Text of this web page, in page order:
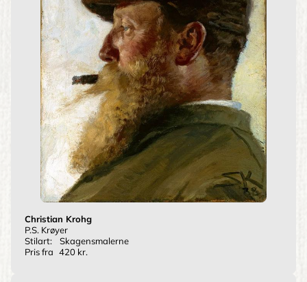
Christian Krohg
P.S. Krøyer
Stilart:
Skagensmalerne
Pris fra 420 kr.